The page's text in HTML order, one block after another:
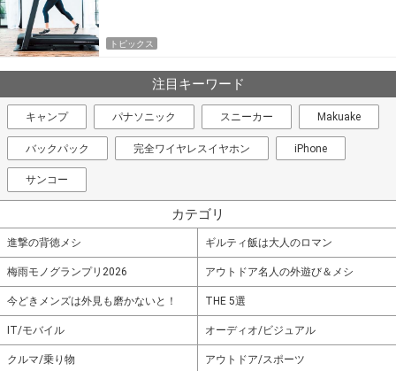
トピックス
注目キーワード
キャンプ パナソニック スニーカー Makuake
バックパック 完全ワイヤレスイヤホン iPhone
サンコー
カテゴリ
進撃の背徳メシ ギルティ飯は大人のロマン
梅雨モノグランプリ2026 アウトドア名人の外遊び＆メシ
今どきメンズは外見も磨かないと！ THE 5選
IT/モバイル オーディオ/ビジュアル
クルマ/乗り物 アウトドア/スポーツ